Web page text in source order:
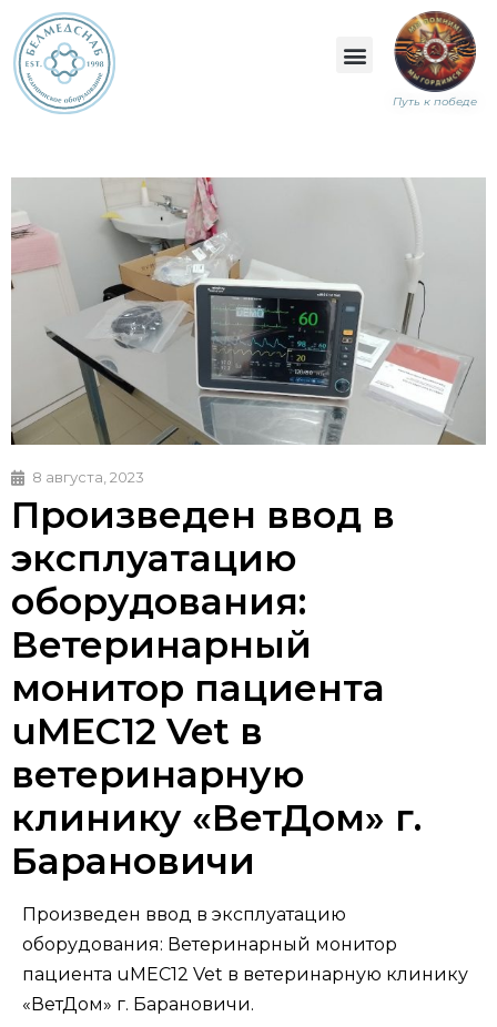
Путь к победе
8 августа, 2023
Произведен ввод в
эксплуатацию
оборудования:
Ветеринарный
монитор пациента
uMEC12 Vet в
ветеринарную
клинику «ВетДом» г.
Барановичи
Произведен ввод в эксплуатацию
оборудования: Ветеринарный монитор
пациента uMEC12 Vet в ветеринарную клинику
«ВетДом» г. Барановичи.